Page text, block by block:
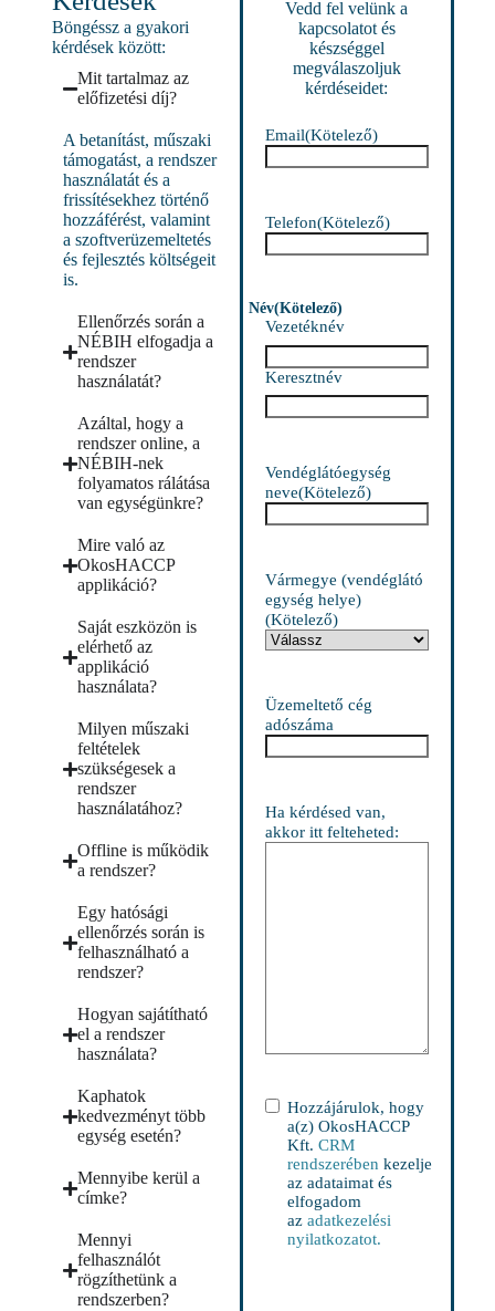
Böngéssz a gyakori
kérdések között:
Mit tartalmaz az
előfizetési díj?
A betanítást, műszaki
támogatást, a rendszer
használatát és a
frissítésekhez történő
hozzáférést, valamint
a szoftverüzemeltetés
és fejlesztés költségeit
is.
Ellenőrzés során a
NÉBIH elfogadja a
rendszer
használatát?
Azáltal, hogy a
rendszer online, a
NÉBIH-nek
folyamatos rálátása
van egységünkre?
Mire való az
OkosHACCP
applikáció?
Saját eszközön is
elérhető az
applikáció
használata?
Milyen műszaki
feltételek
szükségesek a
rendszer
használatához?
Offline is működik
a rendszer?
Egy hatósági
ellenőrzés során is
felhasználható a
rendszer?
Hogyan sajátítható
el a rendszer
használata?
Kaphatok
kedvezményt több
egység esetén?
Mennyibe kerül a
címke?
Mennyi
felhasználót
rögzíthetünk a
rendszerben?
Vedd fel velünk a
kapcsolatot és
készséggel
megválaszoljuk
kérdéseidet:
Email(Kötelező)
Telefon(Kötelező)
Név(Kötelező)
Vezetéknév
Keresztnév
Vendéglátóegység
neve(Kötelező)
Vármegye (vendéglátó
egység helye)
(Kötelező)
Üzemeltető cég
adószáma
Ha kérdésed van,
akkor itt felteheted:
Ászf(Kötelező)
Hozzájárulok, hogy
a(z) OkosHACCP
Kft. CRM
rendszerében kezelje
az adataimat és
elfogadom
az adatkezelési
nyilatkozatot.